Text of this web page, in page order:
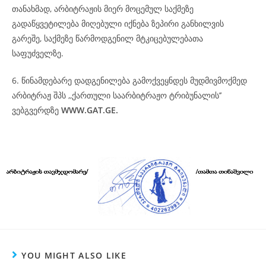
თანახმად, არბიტრაჟის მიერ მოცემულ საქმეზე
გადაწყვეტილება მიღებული იქნება ზეპირი განხილვის
გარეშე, საქმეზე წარმოდგენილ მტკიცებულებათა
საფუძველზე.
6. წინამდებარე დადგენილება გამოქვეყნდეს მუდმივმოქმედ
არბიტრაჟ შპს ,,ქართული საარბიტრაჟო ტრიბუნალის’’
ვებგვერდზე WWW.GAT.GE.
YOU MIGHT ALSO LIKE